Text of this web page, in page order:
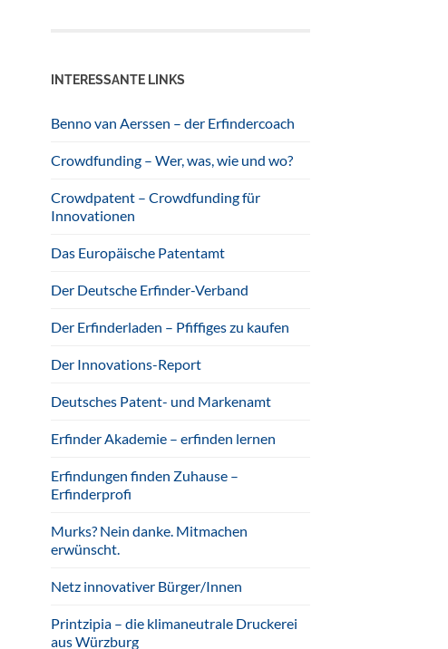
INTERESSANTE LINKS
Benno van Aerssen – der Erfindercoach
Crowdfunding – Wer, was, wie und wo?
Crowdpatent – Crowdfunding für
Innovationen
Das Europäische Patentamt
Der Deutsche Erfinder-Verband
Der Erfinderladen – Pfiffiges zu kaufen
Der Innovations-Report
Deutsches Patent- und Markenamt
Erfinder Akademie – erfinden lernen
Erfindungen finden Zuhause –
Erfinderprofi
Murks? Nein danke. Mitmachen
erwünscht.
Netz innovativer Bürger/Innen
Printzipia – die klimaneutrale Druckerei
aus Würzburg